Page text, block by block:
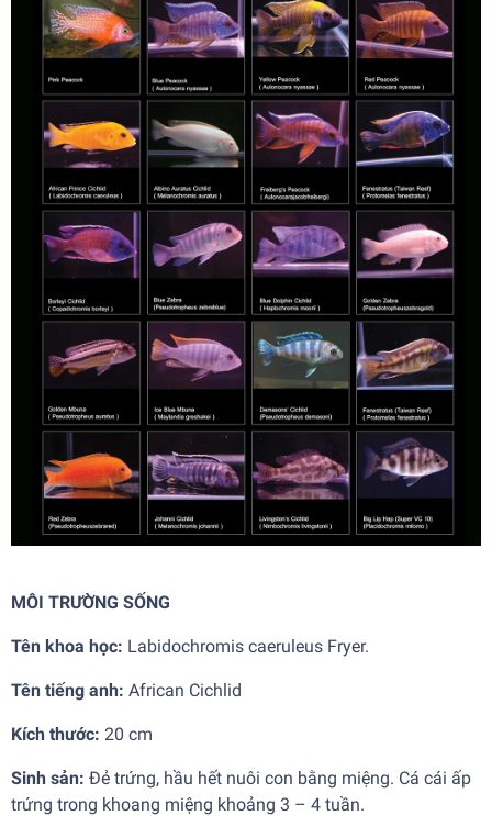
MÔI TRƯỜNG SỐNG
Tên khoa học: Labidochromis caeruleus Fryer.
Tên tiếng anh: African Cichlid
Kích thước: 20 cm
Sinh sản: Đẻ trứng, hầu hết nuôi con bằng miệng. Cá cái ấp
trứng trong khoang miệng khoảng 3 – 4 tuần.